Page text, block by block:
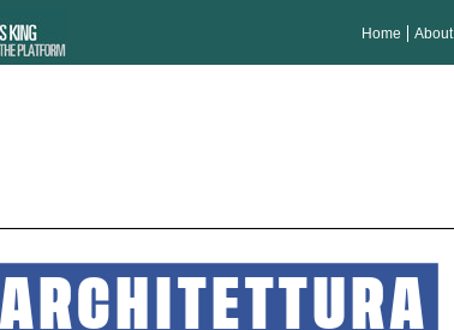
Home About
ARCHITETTURA